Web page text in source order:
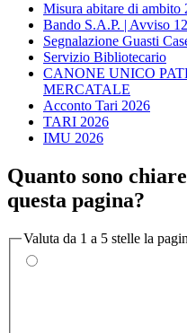
Misura abitare di ambito
Bando S.A.P. | Avviso
Segnalazione Guasti
Servizio Bibliotecario
CANONE UNICO
MERCATALE
Acconto Tari 2026
TARI 2026
IMU 2026
Quanto sono
questa pagina?
Valuta da 1 a 5 stelle la